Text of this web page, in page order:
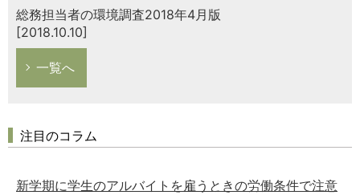
総務担当者の環境調査2018年4月版
[2018.10.10]
一覧へ
注目のコラム
新学期に学生のアルバイトを雇うときの労働条件で注意